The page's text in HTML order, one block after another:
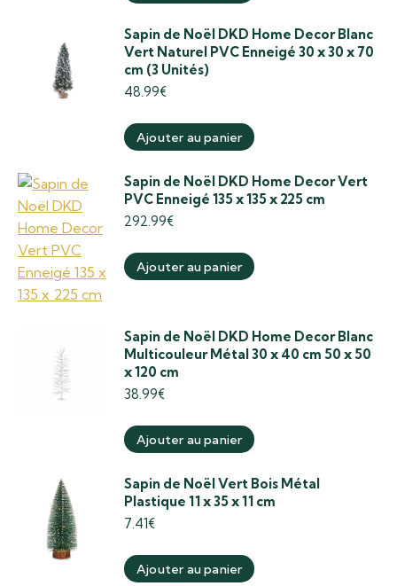
Sapin de Noël DKD Home Decor Blanc
Vert Naturel PVC Enneigé 30 x 30 x 70
cm (3 Unités)
48.99€
Ajouter au panier
Sapin de Noël DKD Home Decor Vert
PVC Enneigé 135 x 135 x 225 cm
292.99€
Ajouter au panier
Sapin de Noël DKD Home Decor Blanc
Multicouleur Métal 30 x 40 cm 50 x 50
x 120 cm
38.99€
Ajouter au panier
Sapin de Noël Vert Bois Métal
Plastique 11 x 35 x 11 cm
7.41€
Ajouter au panier